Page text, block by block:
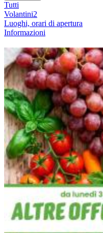
Tutti
Volantini2
Luoghi, orari di apertura
Informazioni